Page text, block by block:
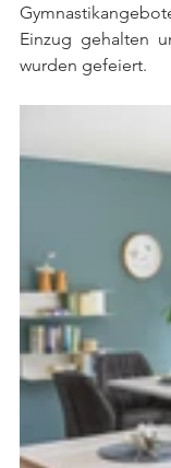
Einzug gehalten
wurden gefeiert.